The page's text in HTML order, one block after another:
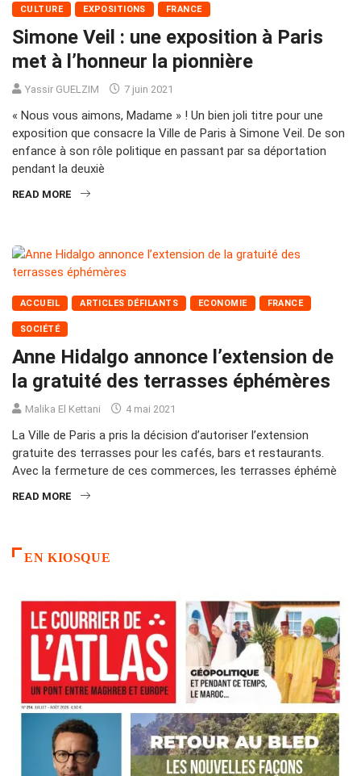
CULTURE EXPOSITIONS FRANCE
Simone Veil : une exposition à Paris
met à l’honneur la pionnière
Yassir GUELZIM 7 juin 2021
« Nous vous aimons, Madame » ! Un bien joli titre pour une
exposition que consacre la Ville de Paris à Simone Veil. De son
enfance à son rôle politique en passant par sa déportation
pendant la deuxiè
READ MORE
ACCUEIL ARTICLES DÉFILANTS ECONOMIE FRANCE
SOCIÉTÉ
Anne Hidalgo annonce l’extension de
la gratuité des terrasses éphémères
Malika El Kettani 4 mai 2021
La Ville de Paris a pris la décision d’autoriser l’extension
gratuite des terrasses pour les cafés, bars et restaurants.
Avec la fermeture de ces commerces, les terrasses éphémè
READ MORE
EN KIOSQUE